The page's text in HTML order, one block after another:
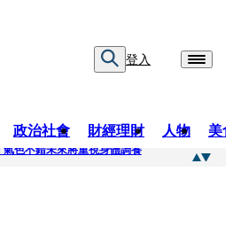
登入
政治社會 財經理財 人物 美
色不錯未來將重視身體調養